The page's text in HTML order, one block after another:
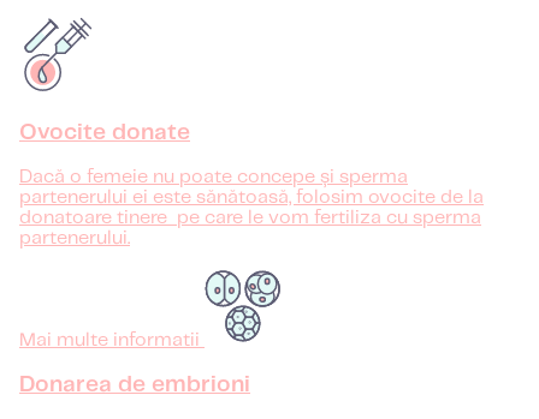
Ovocite donate
Dacă o femeie nu poate concepe și sperma
partenerului ei este sănătoasă, folosim ovocite de la
donatoare tinere pe care le vom fertiliza cu sperma
partenerului.
Mai multe informatii
Donarea de embrioni